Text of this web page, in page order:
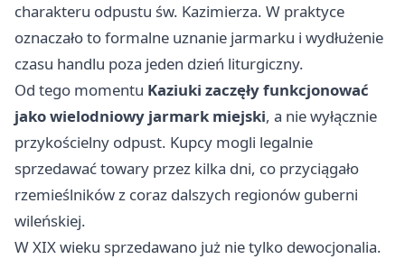
charakteru odpustu św. Kazimierza. W praktyce
oznaczało to formalne uznanie jarmarku i wydłużenie
czasu handlu poza jeden dzień liturgiczny.
Od tego momentu Kaziuki zaczęły funkcjonować
jako wielodniowy jarmark miejski, a nie wyłącznie
przykościelny odpust. Kupcy mogli legalnie
sprzedawać towary przez kilka dni, co przyciągało
rzemieślników z coraz dalszych regionów guberni
wileńskiej.
W XIX wieku sprzedawano już nie tylko dewocjonalia.